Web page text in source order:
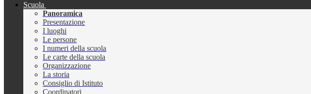
Scuola
Panoramica
Presentazione
I luoghi
Le persone
I numeri della scuola
Le carte della scuola
Organizzazione
La storia
Consiglio di Istituto
Coordinatori